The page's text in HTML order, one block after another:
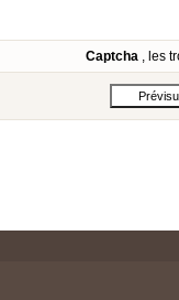
Captcha , les